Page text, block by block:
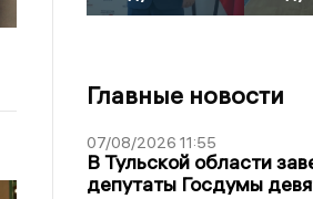
Главные новости
07/08/2026 11:55
В Тульской области
депутаты Госдумы